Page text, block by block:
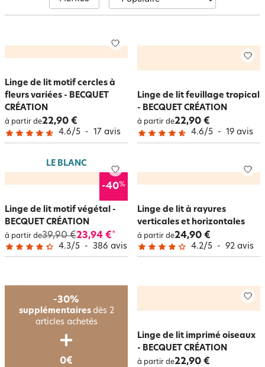
garantissant un confort optimal.
Linge de lit motif cercles à
fleurs variées - BECQUET
CRÉATION
à partir de22,90 €
4.6/5 - 17 avis
Linge de lit feuillage tropical
- BECQUET CRÉATION
à partir de22,90 €
4.6/5 - 19 avis
LE BLANC
-40%
Linge de lit motif végétal -
BECQUET CRÉATION
à partir de39,90 €23,94 €*
4.3/5 - 386 avis
Linge de lit à rayures
verticales et horizontales
à partir de24,90 €
4.2/5 - 92 avis
Linge de lit imprimé oiseaux
- BECQUET CRÉATION
à partir de22,90 €
-30%
supplémentaires dès 2
articles achetés
0€